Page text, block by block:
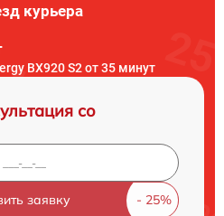
курьера
BX920 S2 от 35 минут
со
заявку